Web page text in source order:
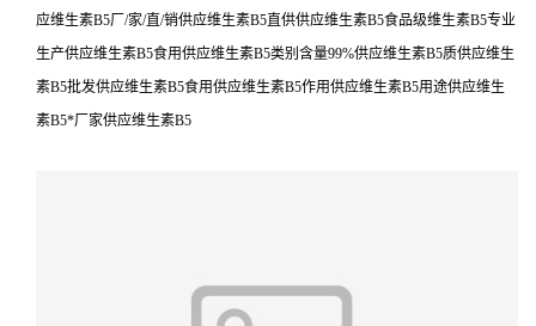
应维生素B5厂/家/直/销供应维生素B5直供供应维生素B5食品级维生素B5专业
生产供应维生素B5食用供应维生素B5类别含量99%供应维生素B5质供应维生
素B5批发供应维生素B5食用供应维生素B5作用供应维生素B5用途供应维生
素B5*厂家供应维生素B5